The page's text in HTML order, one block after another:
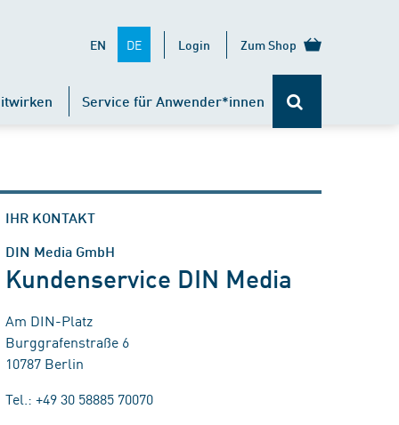
EN DE Login Zum Shop
Service für Anwender*innen
IHR KONTAKT
DIN Media GmbH
Kundenservice DIN Media
Am DIN-Platz
Burggrafenstraße 6
10787 Berlin
Tel.: +49 30 58885 70070